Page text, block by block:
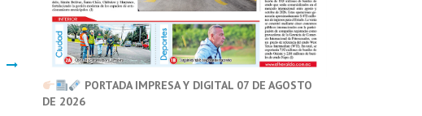
PORTADA IMPRESA Y DIGITAL 07 DE AGOSTO
DE 2026